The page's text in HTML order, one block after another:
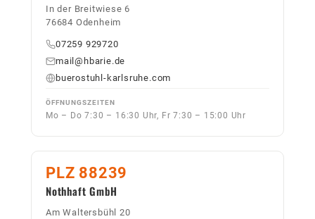
In der Breitwiese 6
76684 Odenheim
07259 929720
mail@hbarie.de
buerostuhl-karlsruhe.com
ÖFFNUNGSZEITEN
Mo – Do 7:30 – 16:30 Uhr, Fr 7:30 – 15:00 Uhr
PLZ 88239
Nothhaft GmbH
Am Waltersbühl 20